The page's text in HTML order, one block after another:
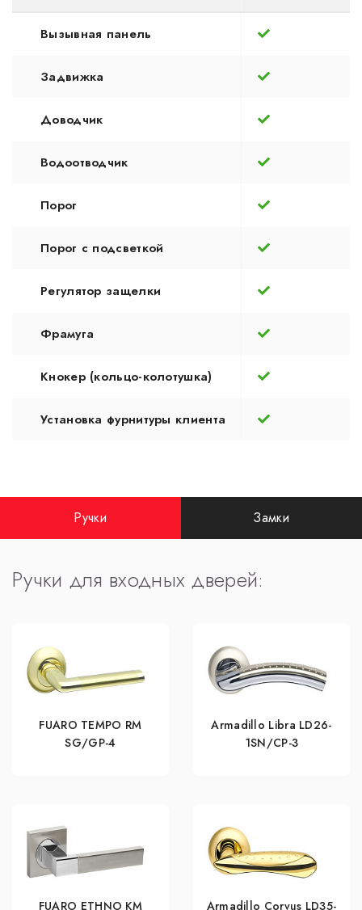
Вызывная панель
Задвижка
Доводчик
Водоотводчик
Порог
Порог с подсветкой
Регулятор защелки
Фрамуга
Кнокер (кольцо-колотушка)
Установка фурнитуры клиента
Ручки Замки
Ручки для входных дверей:
FUARO TEMPO RM
SG/GP-4
Armadillo Libra LD26-
1SN/CP-3
FUARO ETHNO KM Armadillo Corvus LD35-